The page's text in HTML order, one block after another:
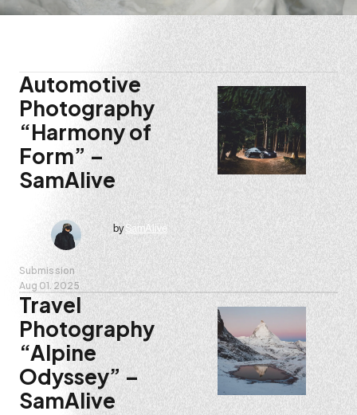
Jun 16. 2026
Automotive
Photography
“Harmony of
Form” –
SamAlive
bySamAlive
Submission
Aug 01. 2025
Travel
Photography
“Alpine
Odyssey” –
SamAlive